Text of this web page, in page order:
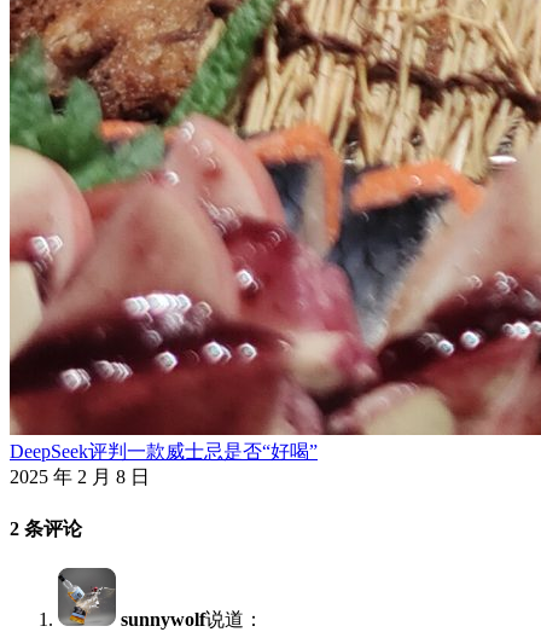
DeepSeek评判一款威士忌是否“好喝”
2025 年 2 月 8 日
2 条评论
sunnywolf说道：